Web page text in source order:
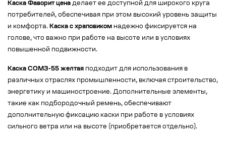
Каска Фаворит цена делает ее доступной для широкого круга
потребителей, обеспечивая при этом высокий уровень защиты
и комфорта. Каска с храповиком надежно фиксируется на
голове, что важно при работе на высоте или в условиях
повышенной подвижности.
Каска СОМЗ-55 желтая подходит для использования в
различных отраслях промышленности, включая строительство,
энергетику и машиностроение. Дополнительные элементы,
такие как подбородочный ремень, обеспечивают
дополнительную фиксацию каски при работе в условиях
сильного ветра или на высоте (приобретается отдельно).